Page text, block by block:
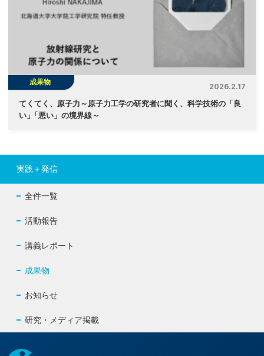
成果物
2026.2.17
てくてく、原子力～原子力工学の研究者に聞く、科学技術の「良
い」 「悪い」の境界線～
実践＋発信
全件一覧
活動報告
講義レポート
成果物
お知らせ
研究・メディア掲載